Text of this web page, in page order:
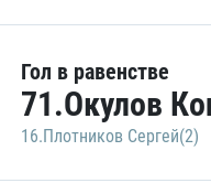
Гол в равенстве
71.Окулов
16.Плотников Сергей(2)